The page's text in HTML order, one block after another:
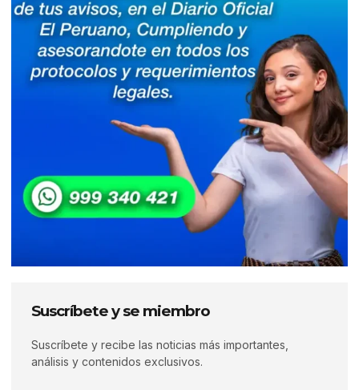
Suscríbete y se miembro
Suscríbete y recibe las noticias más importantes,
análisis y contenidos exclusivos.